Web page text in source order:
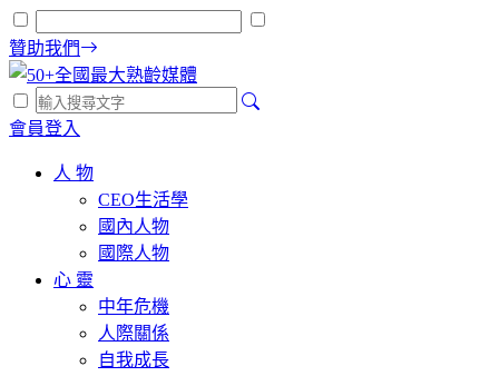
贊助我們
會員登入
人 物
CEO生活學
國內人物
國際人物
心 靈
中年危機
人際關係
自我成長